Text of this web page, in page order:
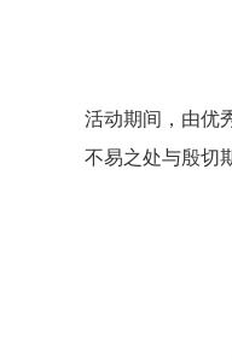
活动期间，由优
不易之处与殷切